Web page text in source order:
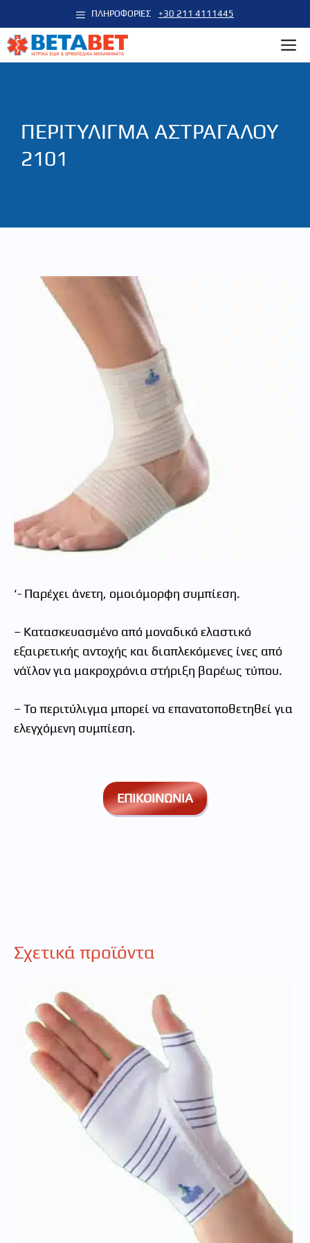
σε
περιεχόμενο
+30 211 4111445
ΠΛΗΡΟΦΟΡΙΕΣ
ΠΕΡΙΤΥΛΙΓΜΑ ΑΣΤΡΑΓΑΛΟΥ
2101
‘- Παρέχει άνετη, ομοιόμορφη συμπίεση.
– Κατασκευασμένο από μοναδικό ελαστικό
εξαιρετικής αντοχής και διαπλεκόμενες ίνες από
νάϊλον για μακροχρόνια στήριξη βαρέως τύπου.
– Το περιτύλιγμα μπορεί να επανατοποθετηθεί για
ελεγχόμενη συμπίεση.
ΕΠΙΚΟΙΝΩΝΙΑ
Σχετικά προϊόντα